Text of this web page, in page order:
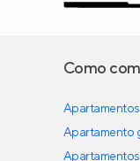
Como
Apartamento